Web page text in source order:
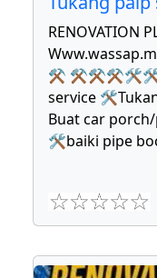
RENOVATION
⚒ ⚒⚒⚒🛠🛠
service
Buat car
🛠baiki pipe